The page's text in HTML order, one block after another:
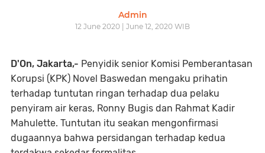
Admin
12 June 2020 | June 12, 2020 WIB
D'On, Jakarta,- Penyidik senior Komisi Pemberantasan
Korupsi (KPK) Novel Baswedan mengaku prihatin
terhadap tuntutan ringan terhadap dua pelaku
penyiram air keras, Ronny Bugis dan Rahmat Kadir
Mahulette. Tuntutan itu seakan mengonfirmasi
dugaannya bahwa persidangan terhadap kedua